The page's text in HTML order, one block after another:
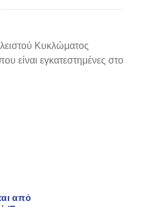
Κυκλώματος
είναι εγκατεστημένες στο